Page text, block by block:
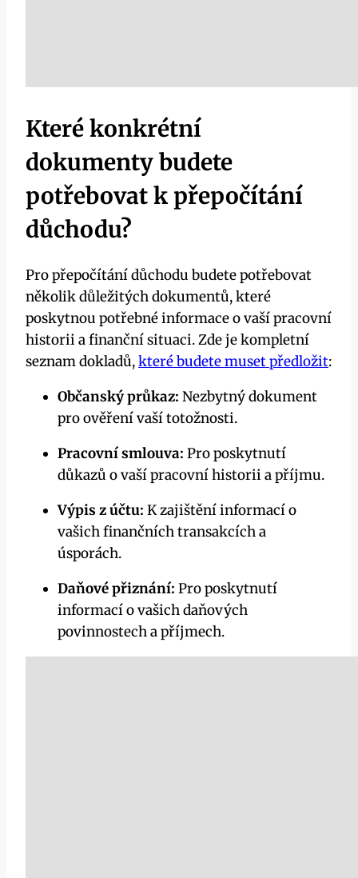
Které konkrétní
dokumenty budete
potřebovat k přepočítání
důchodu?
Pro přepočítání důchodu budete potřebovat
několik důležitých dokumentů, které
poskytnou potřebné informace o vaší pracovní
historii a finanční situaci. Zde je kompletní
seznam dokladů,které budete muset předložit:
Občanský průkaz: Nezbytný dokument
pro ověření vaší totožnosti.
Pracovní smlouva: Pro poskytnutí
důkazů o vaší pracovní historii a příjmu.
Výpis z účtu: K zajištění informací o
vašich finančních transakcích a
úsporách.
Daňové přiznání: Pro poskytnutí
informací o vašich daňových
povinnostech a příjmech.